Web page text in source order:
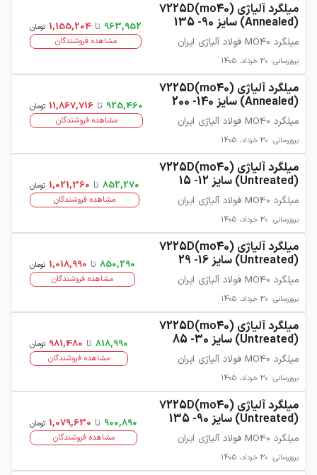
میلگرد آلیاژی 7225D(mo40)
(Annealed) سایز 90- 135
میلگرد MO40 فولاد آلیاژی ایران
بروزرسانی: 30 خرداد، 1405
963,952 تا 1,155,204 تومان
مشاهده فروشندگان
میلگرد آلیاژی 7225D(mo40)
(Annealed) سایز 140- 200
میلگرد MO40 فولاد آلیاژی ایران
بروزرسانی: 30 خرداد، 1405
925,460 تا 11,867,716 تومان
مشاهده فروشندگان
میلگرد آلیاژی 7225D(mo40)
(Untreated) سایز 12- 15
میلگرد MO40 فولاد آلیاژی ایران
بروزرسانی: 30 خرداد، 1405
852,270 تا 1,021,360 تومان
مشاهده فروشندگان
میلگرد آلیاژی 7225D(mo40)
(Untreated) سایز 16- 29
میلگرد MO40 فولاد آلیاژی ایران
بروزرسانی: 30 خرداد، 1405
850,290 تا 1,018,990 تومان
مشاهده فروشندگان
میلگرد آلیاژی 7225D(mo40)
(Untreated) سایز 30- 85
میلگرد MO40 فولاد آلیاژی ایران
بروزرسانی: 30 خرداد، 1405
818,990 تا 981,480 تومان
مشاهده فروشندگان
میلگرد آلیاژی 7225D(mo40)
(Untreated) سایز 90- 135
میلگرد MO40 فولاد آلیاژی ایران
بروزرسانی: 30 خرداد، 1405
900,890 تا 1,079,630 تومان
مشاهده فروشندگان